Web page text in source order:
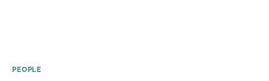
PEOPLE